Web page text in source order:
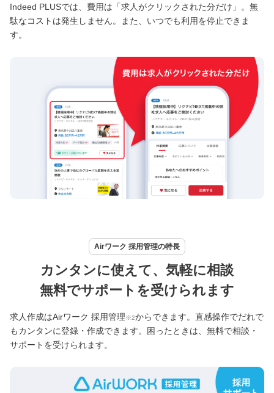
Indeed PLUSでは、費用は「求人がクリックされた分だけ」。無
駄なコストは発生しません。また、いつでも利用を停止できま
す。
Airワーク 採用管理の特長
カンタンに使えて、気軽に相談
無料でサポートを受けられます
求人作成はAirワーク 採用管理※2からできます。直感操作でだれで
もカンタンに登録・作成できます。困ったときは、無料で相談・
サポートを受けられます。